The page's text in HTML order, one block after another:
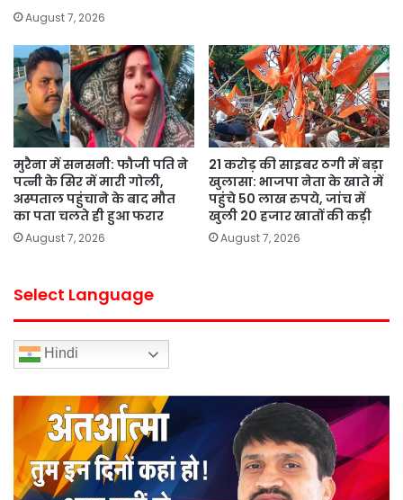
August 7, 2026
मुरैना में सनसनी: फौजी पति ने
पत्नी के सिर में मारी गोली,
अस्पताल पहुंचाने के बाद मौत
का पता चलते ही हुआ फरार
August 7, 2026
21 करोड़ की साइबर ठगी में बड़ा
खुलासा: भाजपा नेता के खाते में
पहुंचे 50 लाख रुपये, जांच में
खुली 20 हजार खातों की कड़ी
August 7, 2026
Select Language
Hindi